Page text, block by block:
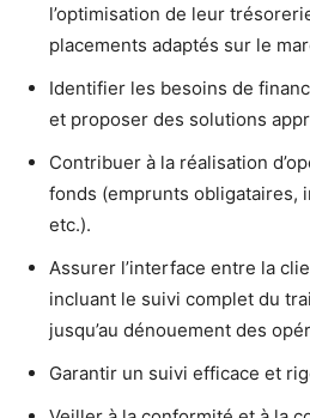
l’optimisation de leur
placements adaptés sur le
Identifier les besoins de
et proposer des solutions
Contribuer à la réalisation
fonds (emprunts obligataires,
etc.).
Assurer l’interface entre la
incluant le suivi complet du
jusqu’au dénouement des
Garantir un suivi efficace et